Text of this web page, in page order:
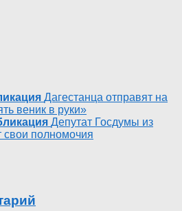
Дагестанца отправят на
веник в руки»
Депутат Госдумы из
свои полномочия